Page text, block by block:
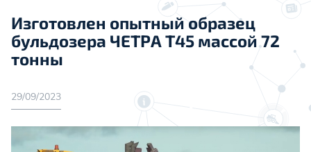
Изготовлен опытный образец
бульдозера ЧЕТРА Т45 массой 72
тонны
29/09/2023